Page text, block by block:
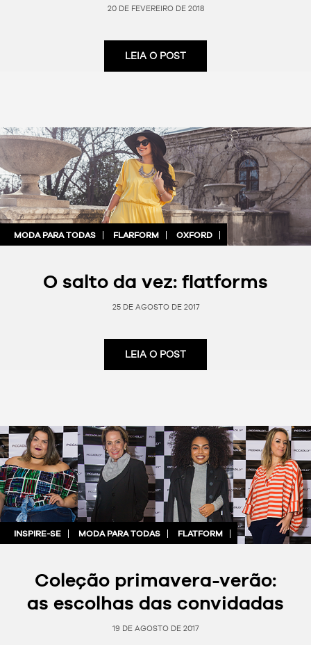
20 DE FEVEREIRO DE 2018
LEIA O POST
MODA PARA TODAS FLARFORM OXFORD
O salto da vez: flatforms
25 DE AGOSTO DE 2017
LEIA O POST
INSPIRE-SE MODA PARA TODAS FLATFORM
Coleção primavera-verão:
as escolhas das convidadas
19 DE AGOSTO DE 2017